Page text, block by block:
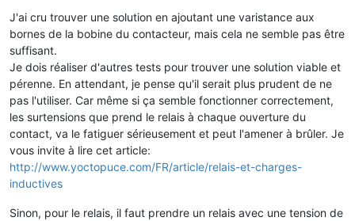
J'ai cru trouver une solution en ajoutant une varistance aux
bornes de la bobine du contacteur, mais cela ne semble pas être
suffisant.
Je dois réaliser d'autres tests pour trouver une solution viable et
pérenne. En attendant, je pense qu'il serait plus prudent de ne
pas l'utiliser. Car même si ça semble fonctionner correctement,
les surtensions que prend le relais à chaque ouverture du
contact, va le fatiguer sérieusement et peut l'amener à brûler. Je
vous invite à lire cet article:
http://www.yoctopuce.com/FR/article/relais-et-charges-
inductives
Sinon, pour le relais, il faut prendre un relais avec une tension de